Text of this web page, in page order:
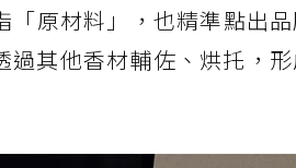
「原材料」，也精準點出
其他香材輔佐、烘托，